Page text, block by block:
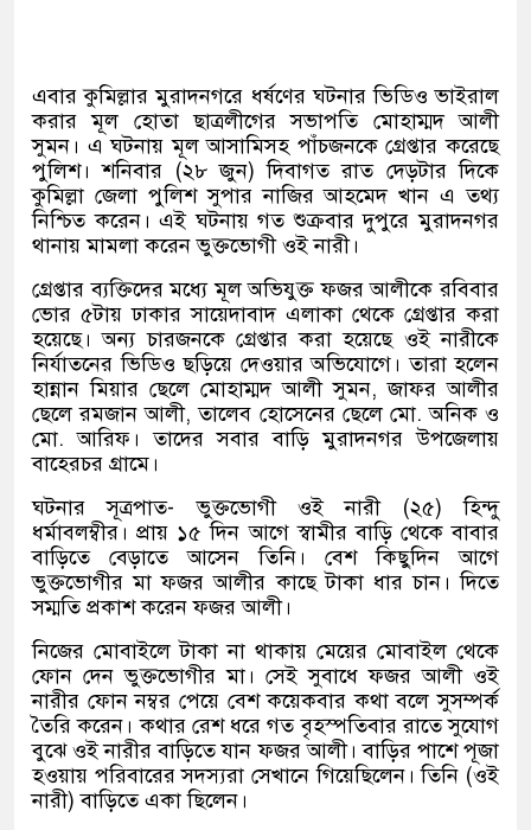
এবার কুমিল্লার মুরাদনগরে ধর্ষণের ঘটনার ভিডিও ভাইরাল
করার মূল হোতা ছাত্রলীগের সভাপতি মোহাম্মদ আলী
সুমন। এ ঘটনায় মূল আসামিসহ পাঁচজনকে গ্রেপ্তার করেছে
পুলিশ। শনিবার (২৮ জুন) দিবাগত রাত দেড়টার দিকে
কুমিল্লা জেলা পুলিশ সুপার নাজির আহমেদ খান এ তথ্য
নিশ্চিত করেন। এই ঘটনায় গত শুক্রবার দুপুরে মুরাদনগর
থানায় মামলা করেন ভুক্তভোগী ওই নারী।
গ্রেপ্তার ব্যক্তিদের মধ্যে মূল অভিযুক্ত ফজর আলীকে রবিবার
ভোর ৫টায় ঢাকার সায়েদাবাদ এলাকা থেকে গ্রেপ্তার করা
হয়েছে। অন্য চারজনকে গ্রেপ্তার করা হয়েছে ওই নারীকে
নির্যাতনের ভিডিও ছড়িয়ে দেওয়ার অভিযোগে। তারা হলেন
হান্নান মিয়ার ছেলে মোহাম্মদ আলী সুমন, জাফর আলীর
ছেলে রমজান আলী, তালেব হোসেনের ছেলে মো. অনিক ও
মো. আরিফ। তাদের সবার বাড়ি মুরাদনগর উপজেলায়
বাহেরচর গ্রামে।
ঘটনার সূত্রপাত- ভুক্তভোগী ওই নারী (২৫) হিন্দু
ধর্মাবলম্বীর। প্রায় ১৫ দিন আগে স্বামীর বাড়ি থেকে বাবার
বাড়িতে বেড়াতে আসেন তিনি। বেশ কিছুদিন আগে
ভুক্তভোগীর মা ফজর আলীর কাছে টাকা ধার চান। দিতে
সম্মতি প্রকাশ করেন ফজর আলী।
নিজের মোবাইলে টাকা না থাকায় মেয়ের মোবাইল থেকে
ফোন দেন ভুক্তভোগীর মা। সেই সুবাধে ফজর আলী ওই
নারীর ফোন নম্বর পেয়ে বেশ কয়েকবার কথা বলে সুসম্পর্ক
তৈরি করেন। কথার রেশ ধরে গত বৃহস্পতিবার রাতে সুযোগ
বুঝে ওই নারীর বাড়িতে যান ফজর আলী। বাড়ির পাশে পূজা
হওয়ায় পরিবারের সদস্যরা সেখানে গিয়েছিলেন। তিনি (ওই
নারী) বাড়িতে একা ছিলেন।